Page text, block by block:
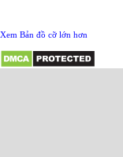
Xem Bản đồ cỡ lớn hơn